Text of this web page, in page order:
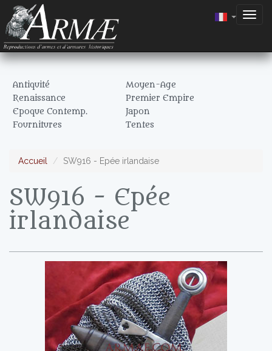
Antiquité
Moyen-Age
Renaissance
Premier Empire
Epoque Contemp.
Japon
Fournitures
Tentes
Accueil SW916 - Epée irlandaise
SW916 - Epée
irlandaise